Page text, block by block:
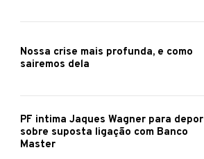
Nossa crise mais profunda, e como
sairemos dela
PF intima Jaques Wagner para depor
sobre suposta ligação com Banco
Master